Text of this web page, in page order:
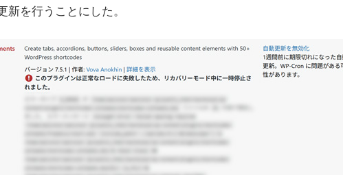
を行うことにした。